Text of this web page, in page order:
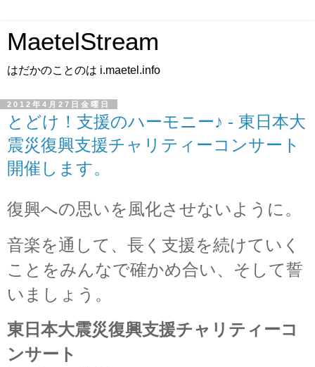
MaetelStream
はだかのことのは i.maetel.info
2012年4月27日金曜日
とどけ！支援のハーモニー♪ - 東日本大
震災復興支援チャリティーコンサート
開催します。
復興への思いを風化させないように。
音楽を通して、長く支援を続けていく
ことをみんなで確かめ合い、そして誓
いましょう。
東日本大震災復興支援チャリティーコ
ンサート